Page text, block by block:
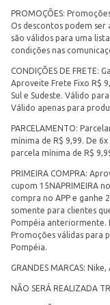
PROMOÇÕES:
Os descontos podem ser
são válidos para uma
condições nas
CONDIÇÕES DE FRETE:
Aproveite Frete Fixo R$
Sul e Sudeste. Válido
Válido apenas para
PARCELAMENTO:
mínima de R$ 9,99. De
parcela mínima de R$
PRIMEIRA COMPRA:
cupom 15NAPRIMEIRA
compra no APP e ganhe
somente para clientes
Pompéia anteriormente.
Promoções válidas para
Pompéia.
GRANDES MARCAS:
NÃO SERÁ REALIZADA